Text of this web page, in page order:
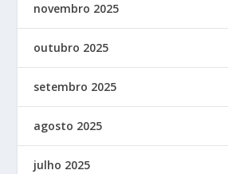
novembro 2025
outubro 2025
setembro 2025
agosto 2025
julho 2025